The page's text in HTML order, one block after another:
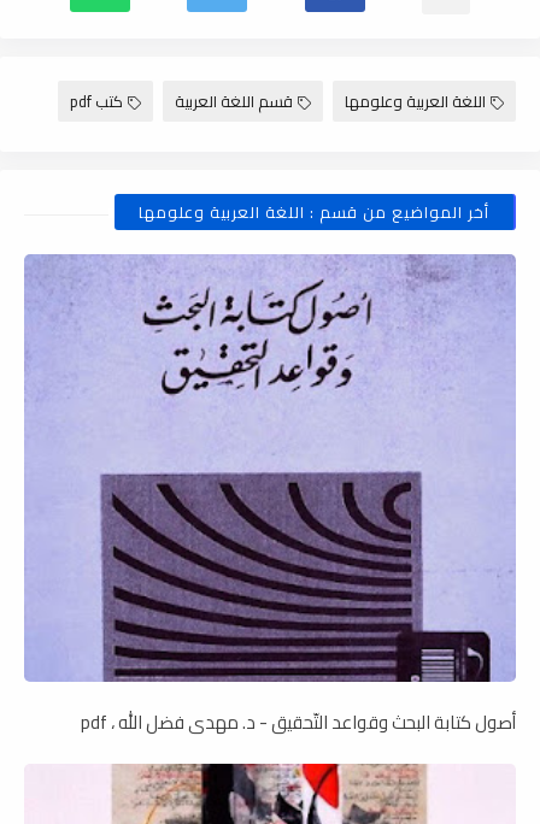
اللغة العربية وعلومها قسم اللغة العربية كتب pdf
أخر المواضيع من قسم : اللغة العربية وعلومها
أصول كتابة البحث وقواعد التّحقيق - د. مهدى فضل الله ، pdf